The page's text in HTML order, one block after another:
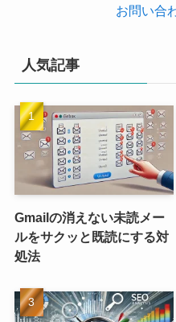
お問い合
人気記事
Gmailの消えない未読メー
ルをサクッと既読にする対
処法